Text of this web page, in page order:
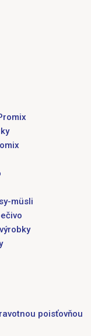
müsli
poisťovňou